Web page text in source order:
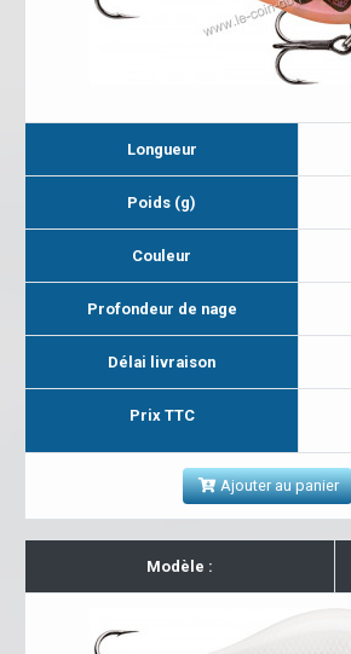
Longueur
Poids (g)
Couleur
Profondeur de nage
Délai livraison
Prix TTC
Ajouter au panier
Modèle :